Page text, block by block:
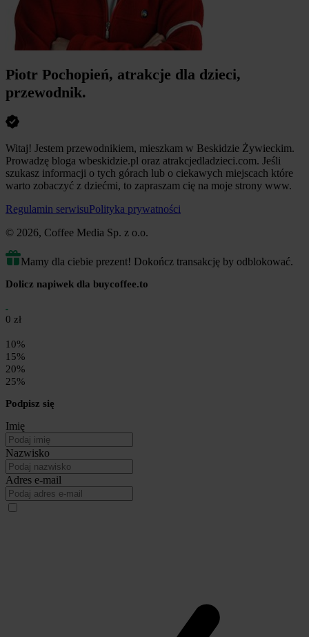
Piotr Pochopień, atrakcje dla dzieci,
przewodnik.
Witaj! Jestem przewodnikiem, mieszkam w Beskidzie Żywieckim.
Prowadzę bloga wbeskidzie.pl oraz atrakcjedladzieci.com. Jeśli
szukasz informacji o tych górach lub o ciekawych miejscach które
warto zobaczyć z dziećmi, to zapraszam cię na moje strony www.
Regulamin serwisuPolityka prywatności
© 2026, Coffee Media Sp. z o.o.
Mamy dla ciebie prezent! Dokończ transakcję by odblokować.
Dolicz napiwek dla buycoffee.to
0 zł
10%
15%
20%
25%
Podpisz się
Imię
Nazwisko
Adres e-mail